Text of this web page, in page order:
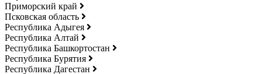
Приморский край
Псковская область
Республика Адыгея
Республика Алтай
Республика Башкортостан
Республика Бурятия
Республика Дагестан